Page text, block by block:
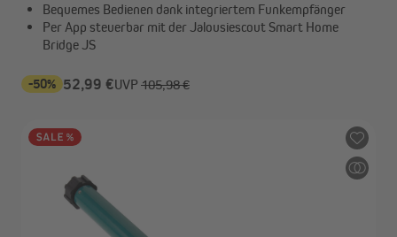
Bequemes Bedienen dank integriertem Funkempfänger
Per App steuerbar mit der Jalousiescout Smart Home
Bridge JS
-50% 52,99 €UVP 105,98 €